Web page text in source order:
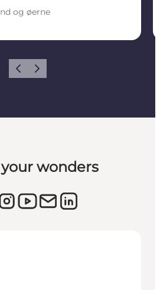
og øerne
ForrigeNæste
wonders